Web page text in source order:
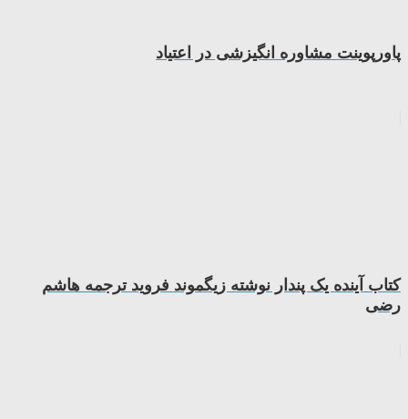
پاورپوینت مشاوره انگیزشی در اعتیاد
کتاب آینده یک پندار نوشته زیگموند فروید ترجمه هاشم
رضی